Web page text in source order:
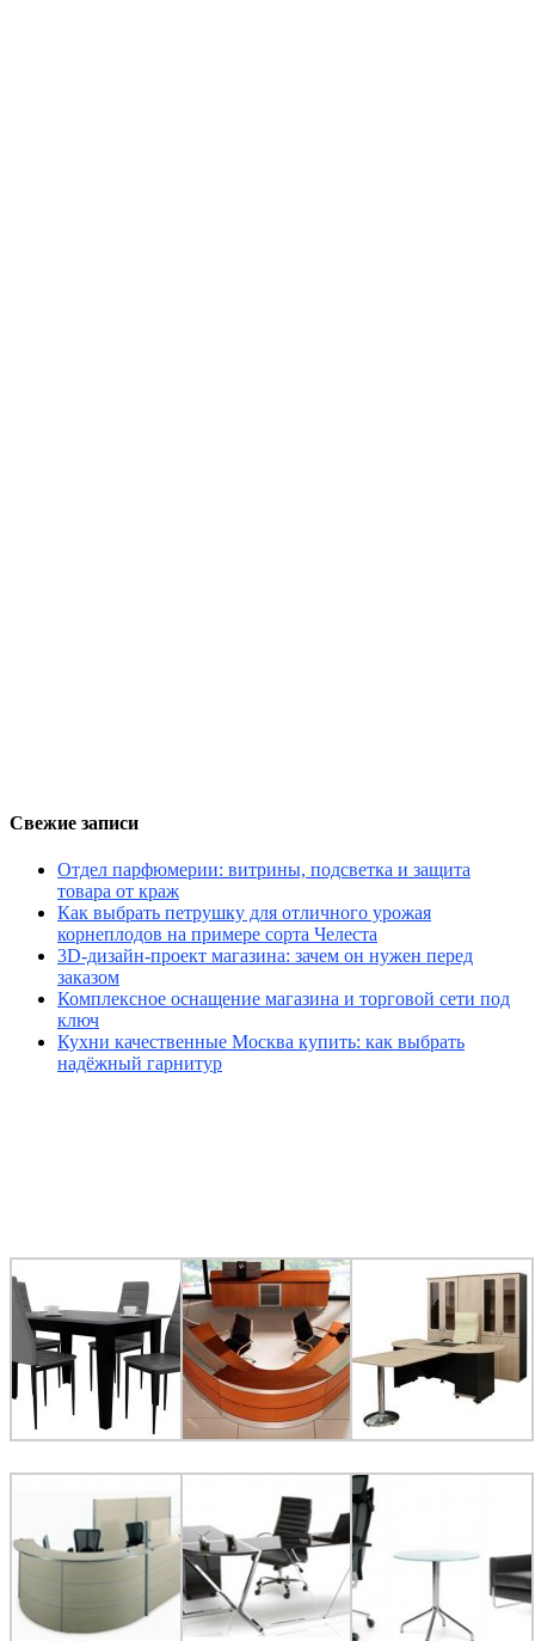
Свежие записи
Отдел парфюмерии: витрины, подсветка и защита
товара от краж
Как выбрать петрушку для отличного урожая
корнеплодов на примере сорта Челеста
3D-дизайн-проект магазина: зачем он нужен перед
заказом
Комплексное оснащение магазина и торговой сети под
ключ
Кухни качественные Москва купить: как выбрать
надёжный гарнитур